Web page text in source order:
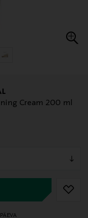
Cream 200 ml